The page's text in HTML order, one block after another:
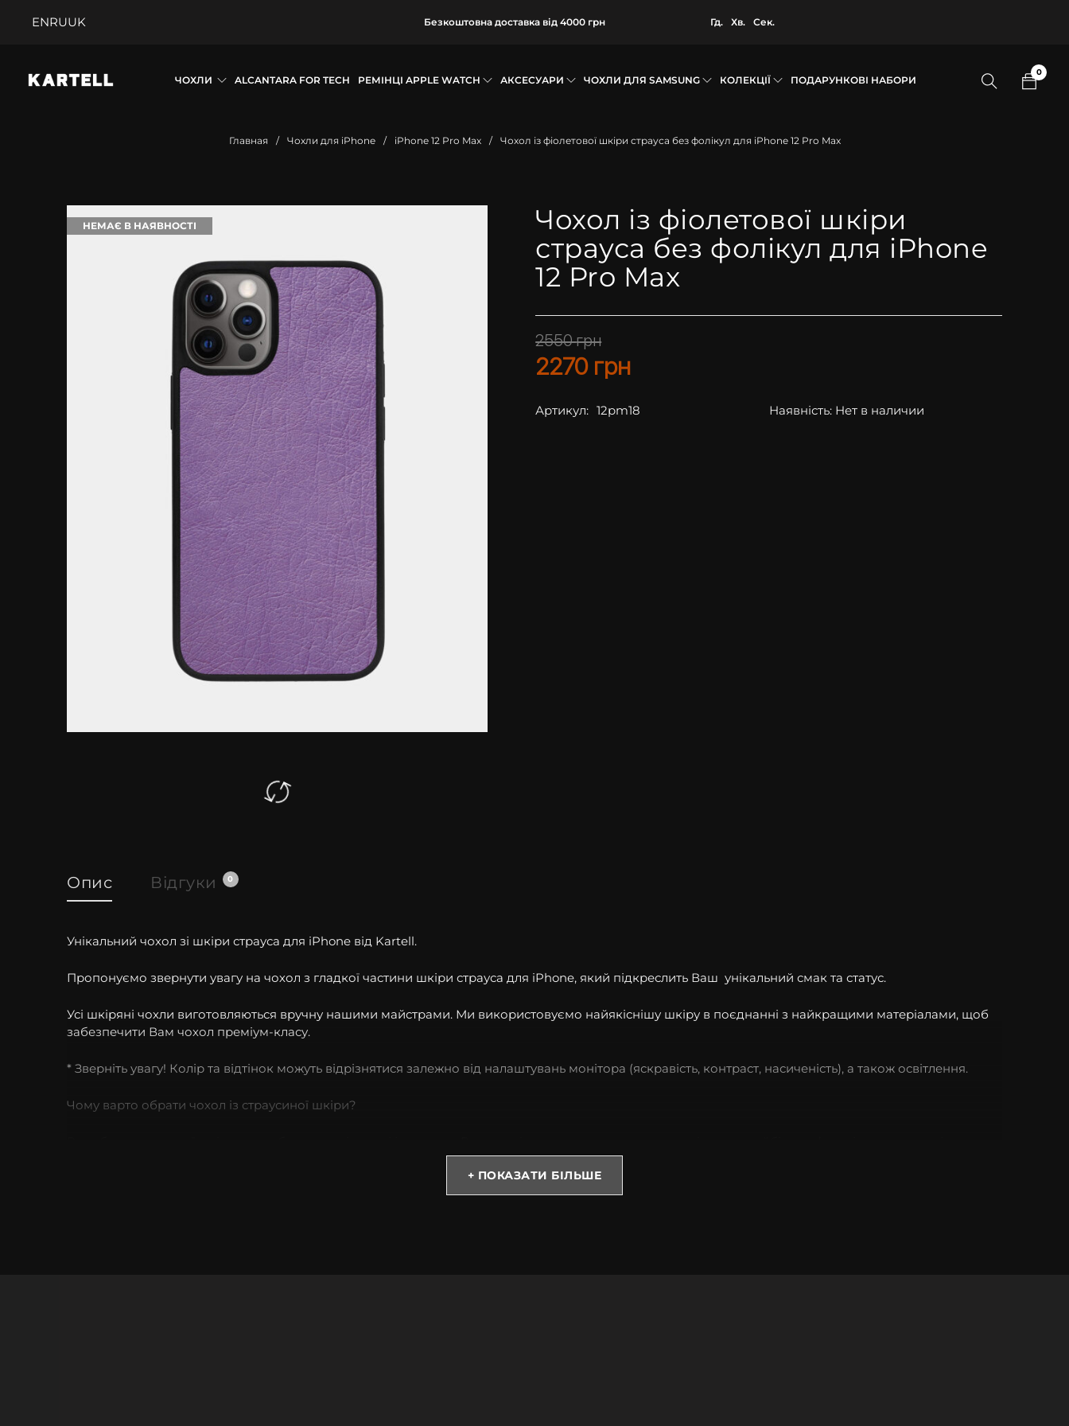
ENRUUK Безкоштовна доставка від 4000 грн Гд. Хв. Сек.
ЧОХЛИ ALCANTARA FOR TECH РЕМІНЦІ APPLE WATCH АКСЕСУАРИ ЧОХЛИ ДЛЯ SAMSUNG КОЛЕКЦІЇ ПОДАРУНКОВІ НАБОРИ
0
Главная / Чохли для iPhone / iPhone 12 Pro Max / Чохол із фіолетової шкіри страуса без фолікул для iPhone 12 Pro Max
НЕМАЄ В НАЯВНОСТІ
Чохол із фіолетової шкіри
страуса без фолікул для iPhone
12 Pro Max
2550грн
2270 грн
Артикул: 12pm18 Наявність: Нет в наличии
Опис Відгуки 0
Унікальний чохол зі шкіри страуса для iPhone від Kartell.
Пропонуємо звернути увагу на чохол з гладкої частини шкіри страуса для iPhone, який підкреслить Ваш унікальний смак та статус.
Усі шкіряні чохли виготовляються вручну нашими майстрами. Ми використовуємо найякіснішу шкіру в поєднанні з найкращими матеріалами, щоб
забезпечити Вам чохол преміум-класу.
* Зверніть увагу! Колір та відтінок можуть відрізнятися залежно від налаштувань монітора (яскравість, контраст, насиченість), а також освітлення.
Чому варто обрати чохол із страусиної шкіри?
Купивши такий аксесуар, Ви можете бути спокійними за Ваш смартфон навіть під час випадкових падінь.
+ ПОКАЗАТИ БІЛЬШЕ